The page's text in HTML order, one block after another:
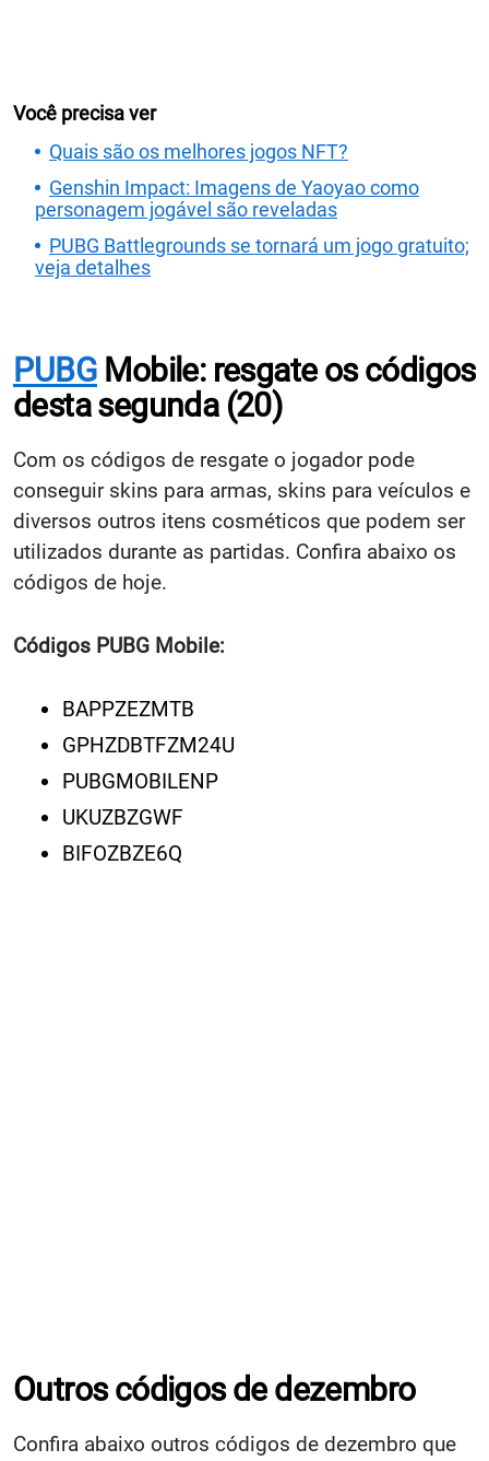
Você precisa ver
Quais são os melhores jogos NFT?
Genshin Impact: Imagens de Yaoyao como
personagem jogável são reveladas
PUBG Battlegrounds se tornará um jogo gratuito;
veja detalhes
PUBG Mobile: resgate os códigos
desta segunda (20)
Com os códigos de resgate o jogador pode
conseguir skins para armas, skins para veículos e
diversos outros itens cosméticos que podem ser
utilizados durante as partidas. Confira abaixo os
códigos de hoje.
Códigos PUBG Mobile:
BAPPZEZMTB
GPHZDBTFZM24U
PUBGMOBILENP
UKUZBZGWF
BIFOZBZE6Q
Outros códigos de dezembro
Confira abaixo outros códigos de dezembro que